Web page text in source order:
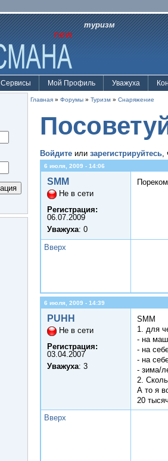
туризм
Сервисы Мой Профиль Уважуха
Главная » Форумы » Туризм » Снаряжение
Войдите или зарегистрируйтесь,
6 июля, 2009 - 14:06
SMM
Не в сети
Регистрация:
06.07.2009
Уважуха: 0
Вверх
6 июля, 2009 - 14:39
PUHH
Не в сети
Регистрация:
03.04.2007
Уважуха: 3
SMM
1. для
- на
- на
- на
- зима/
2.
А то я
20
Вверх